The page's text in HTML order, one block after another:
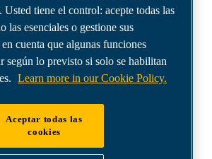
de aire ABAC
Usted tiene el control: acepte todas las
las esenciales o gestione sus
cuenta que algunas funciones
según lo previsto si solo se habilitan
Learn more in our Cookie Policy.
Aceptar todas las
cookies